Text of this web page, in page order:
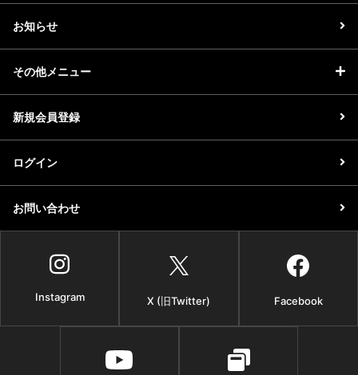
お知らせ
その他メニュー
新規会員登録
ログイン
お問い合わせ
Instagram X (旧Twitter) Facebook